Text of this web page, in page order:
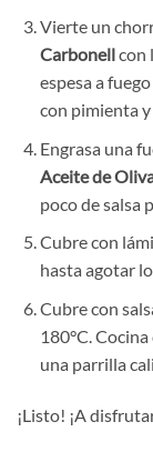
Vierte un
Carbonellcon
espesa a
con pimienta
Engrasa una
Aceite de
poco de salsa
Cubre con
hasta agotar
Cubre con
180°C.
una parrilla
¡Listo! ¡A